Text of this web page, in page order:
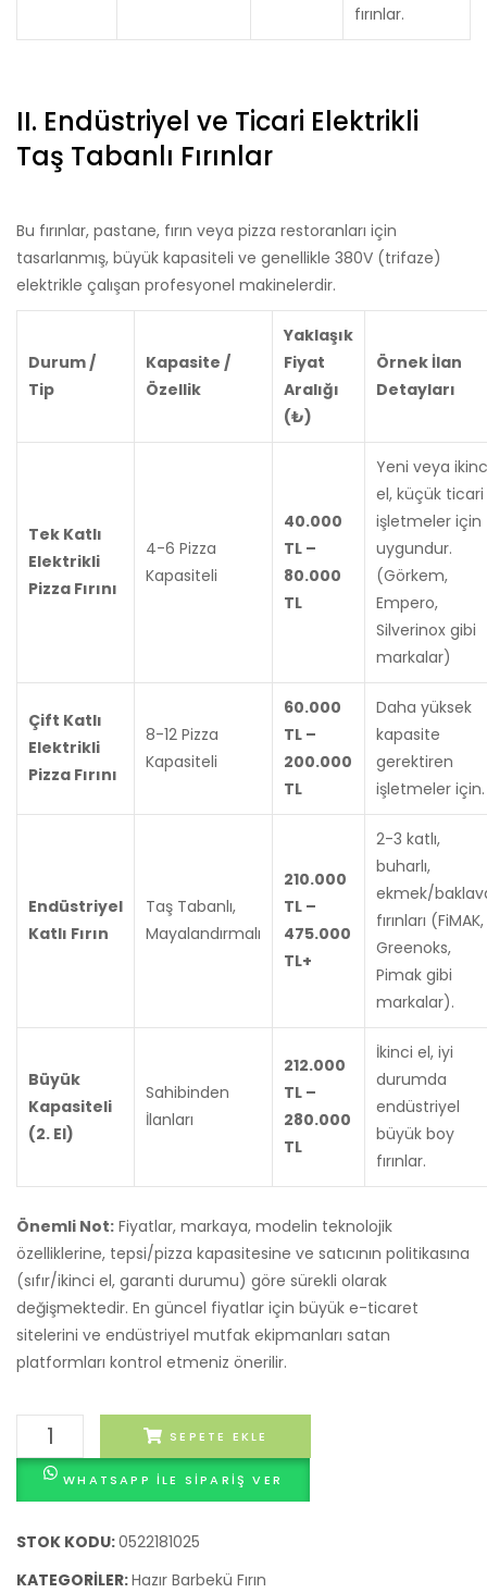
fırınlar.
II. Endüstriyel ve Ticari Elektrikli
Taş Tabanlı Fırınlar
Bu fırınlar, pastane, fırın veya pizza restoranları için
tasarlanmış, büyük kapasiteli ve genellikle 380V (trifaze)
elektrikle çalışan profesyonel makinelerdir.
Durum /
Tip
Kapasite /
Özellik
Yaklaşık
Fiyat
Aralığı
(₺)
Örnek İlan
Detayları
Tek Katlı
Elektrikli
Pizza Fırını
4-6 Pizza
Kapasiteli
40.000
TL –
80.000
TL
Yeni veya
el, küçük ticari
işletmeler için
uygundur.
(Görkem,
Empero,
Silverinox gibi
markalar)
Çift Katlı
Elektrikli
Pizza Fırını
8-12 Pizza
Kapasiteli
60.000
TL –
200.000
TL
Daha yüksek
kapasite
gerektiren
işletmeler için.
Endüstriyel
Katlı Fırın
Taş Tabanlı,
Mayalandırmalı
210.000
TL –
475.000
TL+
2-3 katlı,
buharlı,
ekmek/
fırınları (FiMAK,
Greenoks,
Pimak gibi
markalar).
Büyük
Kapasiteli
(2. El)
Sahibinden
İlanları
212.000
TL –
280.000
TL
İkinci el, iyi
durumda
endüstriyel
büyük boy
fırınlar.
Önemli Not: Fiyatlar, markaya, modelin teknolojik
özelliklerine, tepsi/pizza kapasitesine ve satıcının politikasına
(sıfır/ikinci el, garanti durumu) göre sürekli olarak
değişmektedir. En güncel fiyatlar için büyük e-ticaret
sitelerini ve endüstriyel mutfak ekipmanları satan
platformları kontrol etmeniz önerilir.
Fırın
Silivri
SEPETE EKLE
WHATSAPP ILE SIPARIŞ VER
STOK KODU:0522181025
KATEGORILER:Hazır Barbekü Fırın